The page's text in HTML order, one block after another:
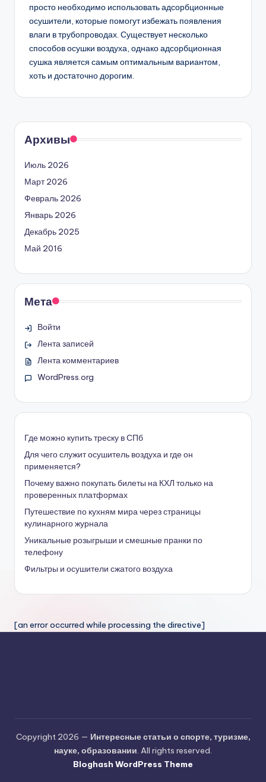
просто необходимо использовать адсорбционные
осушители, которые помогут избежать появления
влаги в трубопроводах. Существует несколько
способов осушки воздуха, однако адсорбционная
сушка является самым оптимальным вариантом,
хоть и достаточно дорогим.
Архивы
Июль 2026
Март 2026
Февраль 2026
Январь 2026
Декабрь 2025
Май 2016
Мета
Войти
Лента записей
Лента комментариев
WordPress.org
Где можно купить треску в СПб
Для чего служит осушитель воздуха и где он
применяется?
Почему важно покупать билеты на КХЛ только на
проверенных платформах
Путешествие по кухням мира через страницы
кулинарного журнала
Уникальные розыгрыши и смешные пранки по
телефону
Фильтры и осушители сжатого воздуха
[an error occurred while processing the directive]
Copyright 2026 — Интересные статьи о спорте, туризме,
науке, образовании. All rights reserved.
Bloghash WordPress Theme